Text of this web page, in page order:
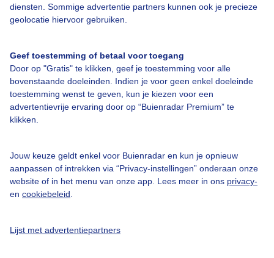
diensten. Sommige advertentie partners kunnen ook je precieze
geolocatie hiervoor gebruiken.
Geef toestemming of betaal voor toegang
Door op "Gratis" te klikken, geef je toestemming voor alle
bovenstaande doeleinden. Indien je voor geen enkel doeleinde
toestemming wenst te geven, kun je kiezen voor een
advertentievrije ervaring door op “Buienradar Premium” te
klikken.
Jouw keuze geldt enkel voor Buienradar en kun je opnieuw
aanpassen of intrekken via “Privacy-instellingen” onderaan onze
website of in het menu van onze app. Lees meer in ons privacy-
en cookiebeleid
Lijst met advertentiepartners
Bedrijfsgegevens
Contact
Toegankelijkheid
Gebruikersvoorwaarden
Adverteren
Privacy beleid
Cookie beleid